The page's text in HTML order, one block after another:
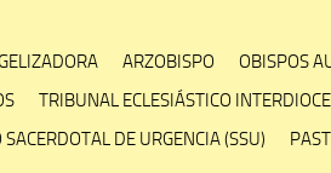
ARZOBISPO
OBISPOS
TRIBUNAL ECLESIÁSTICO
SACERDOTAL DE URGENCIA (SSU)